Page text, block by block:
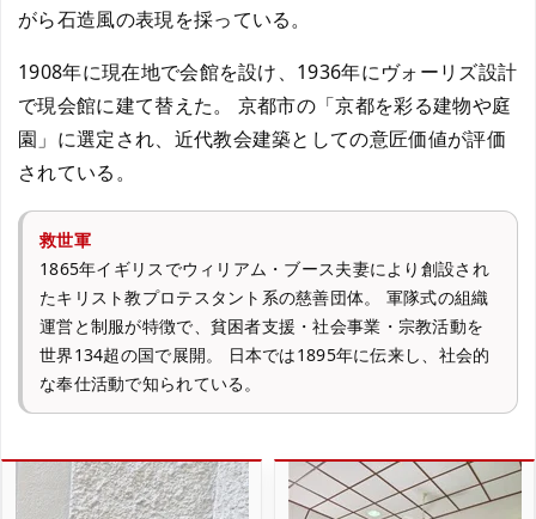
がら石造風の表現を採っている。
1908年に現在地で会館を設け、1936年にヴォーリズ設計
で現会館に建て替えた。 京都市の「京都を彩る建物や庭
園」に選定され、近代教会建築としての意匠価値が評価
されている。
救世軍
1865年イギリスでウィリアム・ブース夫妻により創設され
たキリスト教プロテスタント系の慈善団体。 軍隊式の組織
運営と制服が特徴で、貧困者支援・社会事業・宗教活動を
世界134超の国で展開。 日本では1895年に伝来し、社会的
な奉仕活動で知られている。